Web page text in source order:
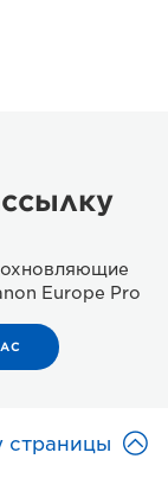
Europe Pro
страницы 